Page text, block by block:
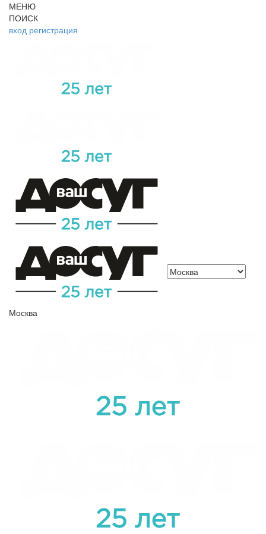
МЕНЮ
ПОИСК
вход регистрация
Москва